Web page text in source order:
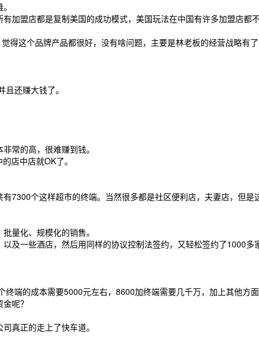
加盟店都是复制美国的成功模式，美国玩法在中国有许多加盟店都
得这个品牌产品都很好，没有啥问题，主要是林老板的经营战略有
还赚大钱了。
常的高，很难赚到钱。
店中店就OK了。
7300个这样超市的终端。当然很多都是社区便利店，夫妻店，但
量化、规模化的销售。
及一些酒店，然后用同样的协议控制法签约，又轻松签约了1000多
端的成本需要5000元左右，8600加终端需要几千万，加上其他方面
呢？
真正的走上了快车道。